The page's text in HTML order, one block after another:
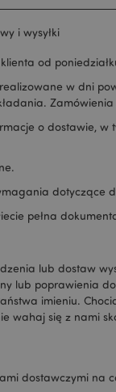
i wysyłki
od
w dni
o dostawie, w
dotyczące
pełna
lub dostaw
lub poprawienia
imieniu.
wahaj się z nami
dostawczymi na
mage-cache-
invalidation
PHPSESSID
mage-cache-storage